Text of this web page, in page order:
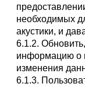
необходимых
акустики, и
6.1.2.
информацию о
изменения
6.1.3.